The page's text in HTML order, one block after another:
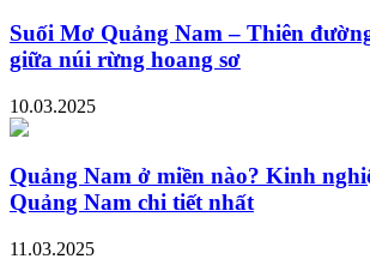
Suối Mơ Quảng Nam – Thiên
giữa núi rừng hoang sơ
10.03.2025
Quảng Nam ở miền nào? Kinh
Quảng Nam chi tiết nhất
11.03.2025